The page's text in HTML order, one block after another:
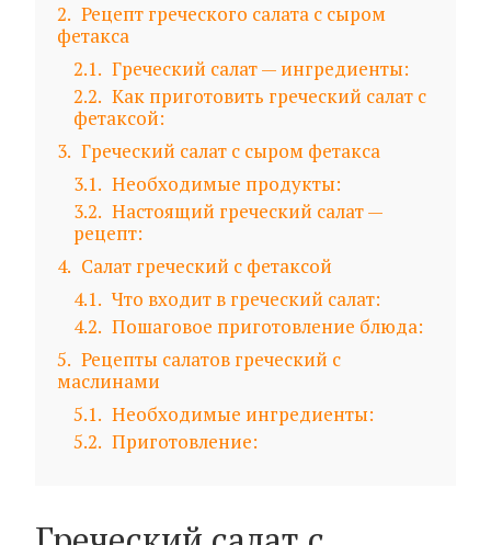
2
Рецепт греческого салата с сыром
фетакса
2.1
Греческий салат — ингредиенты:
2.2
Как приготовить греческий салат с
фетаксой:
3 Греческий салат с сыром фетакса
3.1
Необходимые продукты:
3.2
Настоящий греческий салат —
рецепт:
4
Салат греческий с фетаксой
4.1 Что входит в греческий салат:
4.2
Пошаговое приготовление блюда:
5
Рецепты салатов греческий с
маслинами
5.1
Необходимые ингредиенты:
5.2
Приготовление: